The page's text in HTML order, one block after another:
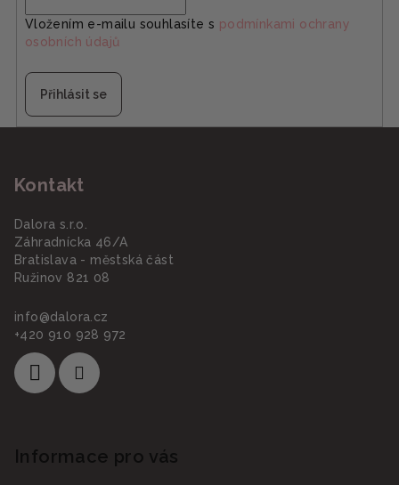
Vložením e-mailu souhlasíte s podmínkami ochrany
osobních údajů
Přihlásit se
Kontakt
Dalora s.r.o.
Záhradnícka 46/A
Bratislava - městská část
Ružinov 821 08
info@dalora.cz
+420 910 928 972
Informace pro vás